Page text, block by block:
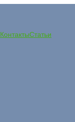
КонтактыСтатьи